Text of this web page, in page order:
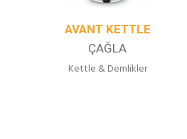
AVANT KETTLE
ÇAĞLA
Kettle & Demlikler